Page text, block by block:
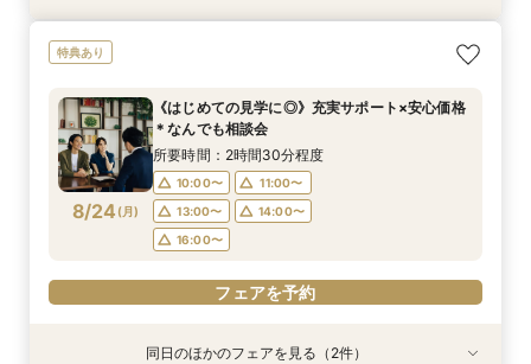
8/23 日)
【おもてなし◎】シェフ特選＊牛フィレ含む6品
9:00〜
10:00〜
14:00〜
15:00〜
17:00〜
フェアを予約
8/23 日)
《少人数婚向け》4名～貸切OK＊プライベート感
9:00〜
10:00〜
14:00〜
15:00〜
17:00〜
フェアを予約
8/23 日)
《独立型神殿あり》親も喜ぶ本格神前式×充実の
9:00〜
10:00〜
14:00〜
15:00〜
17:00〜
フェアを予約
8/23 日)
《はじめての見学に◎》充実サポート×安心価格
9:00〜
10:00〜
14:00〜
15:00〜
17:00〜
フェアを予約
特典あり
8/24 (月)
《はじめての見学に◎》充実サポート×安心価格
＊なんでも相談会
所要時間：2時間30分程度
10:00〜
11:00〜
13:00〜
14:00〜
16:00〜
フェアを予約
特典あり
特典あり同日のほかのフェアを見る（2件）